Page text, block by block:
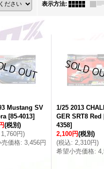
表示方法:
Mustang SV
[85-4013]
(税別)
1,760円)
売価格: 3,456円
1/25 2013
GER SRT8 Red
4358]
2,100円(税別)
(税込: 2,310円)
希望小売価格: